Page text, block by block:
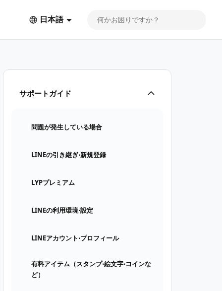
日本語
サポートガイド
問題が発生している場合
LINEの引き継ぎ⋅新規登録
LYPプレミアム
LINEの利用環境⋅設定
LINEアカウント⋅プロフィール
有料アイテム（スタンプ⋅絵文字⋅コインな
ど）